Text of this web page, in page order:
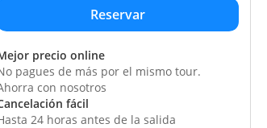
precio online
pagues de más por el mismo tour.
con nosotros
fácil
24 horas antes de la salida